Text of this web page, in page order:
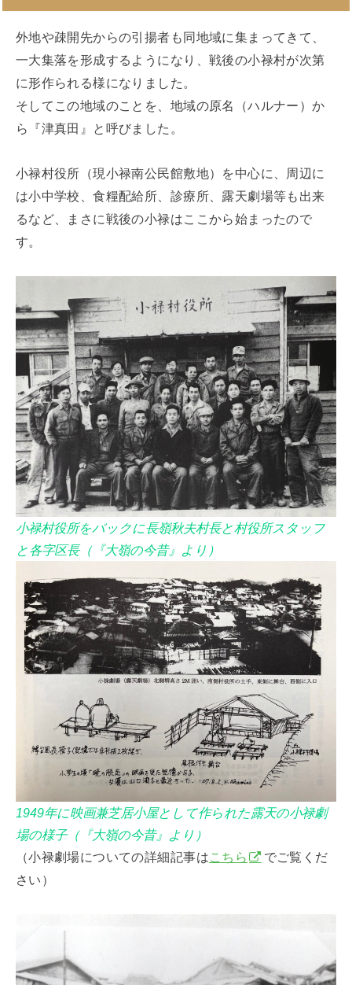
外地や疎開先からの引揚者も同地域に集まってきて、
一大集落を形成するようになり、戦後の小禄村が次第
に形作られる様になりました。
そしてこの地域のことを、地域の原名（ハルナー）か
ら『津真田』と呼びました。
小禄村役所（現小禄南公民館敷地）を中心に、周辺に
は小中学校、食糧配給所、診療所、露天劇場等も出来
るなど、まさに戦後の小禄はここから始まったので
す。
小禄村役所をバックに長嶺秋夫村長と村役所スタッフ
と各字区長（『大嶺の今昔』より）
1949年に映画兼芝居小屋として作られた露天の小禄劇
場の様子（『大嶺の今昔』より）
（小禄劇場についての詳細記事はこちら
でご覧くだ
さい）